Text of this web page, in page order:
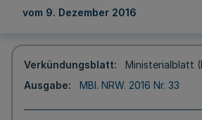
vom 9. Dezember 2016
Verkündungsblatt
Ministerialblatt
Ausgabe
MBl. NRW. 2016 Nr. 33